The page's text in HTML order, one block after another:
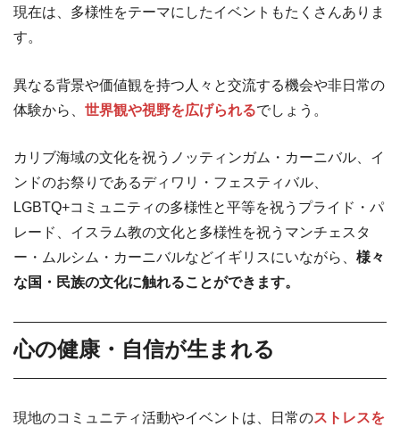
現在は、多様性をテーマにしたイベントもたくさんありま
す。
異なる背景や価値観を持つ人々と交流する機会や非日常の
体験から、 世界観や視野を広げられるでしょう。
カリブ海域の文化を祝うノッティンガム・カーニバル、イ
ンドのお祭りであるディワリ・フェスティバル、
LGBTQ+コミュニティの多様性と平等を祝うプライド・パ
レード、イスラム教の文化と多様性を祝うマンチェスタ
ー・ムルシム・カーニバルなどイギリスにいながら、 様々
な国・民族の文化に触れることができます。
心の健康・自信が生まれる
現地のコミュニティ活動やイベントは、日常のストレスを